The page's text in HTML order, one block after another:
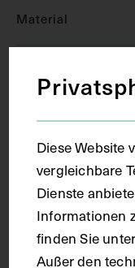
Material
Technik
Fotografie
Maße
Diese Website
vergleichbare
Dienste
Informationen
finden Sie
Außer den